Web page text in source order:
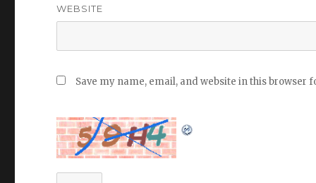
WEBSITE
Save my name, email, and website in this browser